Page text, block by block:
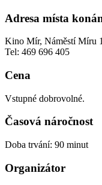
Adresa místa
Kino Mír, Náměstí Míru
Tel: 469 696 405
Cena
Vstupné dobrovolné.
Časová náročnost
Doba trvání: 90 minut
Organizátor